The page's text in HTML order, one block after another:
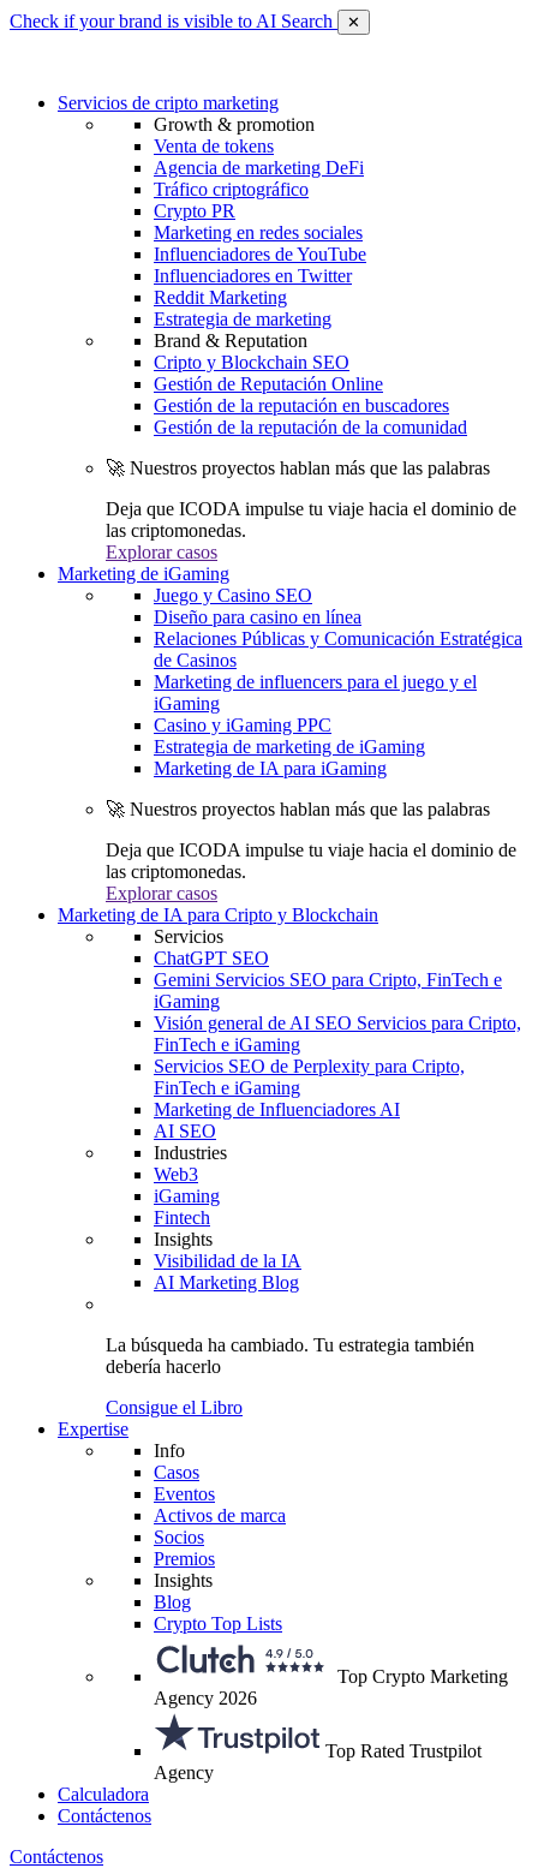
Check if your brand is visible to AI Search ✕
Servicios de cripto marketing
Growth & promotion
Venta de tokens
Agencia de marketing DeFi
Tráfico criptográfico
Crypto PR
Marketing en redes sociales
Influenciadores de YouTube
Influenciadores en Twitter
Reddit Marketing
Estrategia de marketing
Brand & Reputation
Cripto y Blockchain SEO
Gestión de Reputación Online
Gestión de la reputación en buscadores
Gestión de la reputación de la comunidad
🚀 Nuestros proyectos hablan más que las palabras
Deja que ICODA impulse tu viaje hacia el dominio de
las criptomonedas.
Explorar casos
Marketing de iGaming
Juego y Casino SEO
Diseño para casino en línea
Relaciones Públicas y Comunicación Estratégica
de Casinos
Marketing de influencers para el juego y el
iGaming
Casino y iGaming PPC
Estrategia de marketing de iGaming
Marketing de IA para iGaming
🚀 Nuestros proyectos hablan más que las palabras
Deja que ICODA impulse tu viaje hacia el dominio de
las criptomonedas.
Explorar casos
Marketing de IA para Cripto y Blockchain
Servicios
ChatGPT SEO
Gemini Servicios SEO para Cripto, FinTech e
iGaming
Visión general de AI SEO Servicios para Cripto,
FinTech e iGaming
Servicios SEO de Perplexity para Cripto,
FinTech e iGaming
Marketing de Influenciadores AI
AI SEO
Industries
Web3
iGaming
Fintech
Insights
Visibilidad de la IA
AI Marketing Blog
La búsqueda ha cambiado. Tu estrategia también
debería hacerlo
Consigue el Libro
Expertise
Info
Casos
Eventos
Activos de marca
Socios
Premios
Insights
Blog
Crypto Top Lists
Top Crypto Marketing
Agency 2026
Top Rated Trustpilot
Agency
Calculadora
Contáctenos
Contáctenos